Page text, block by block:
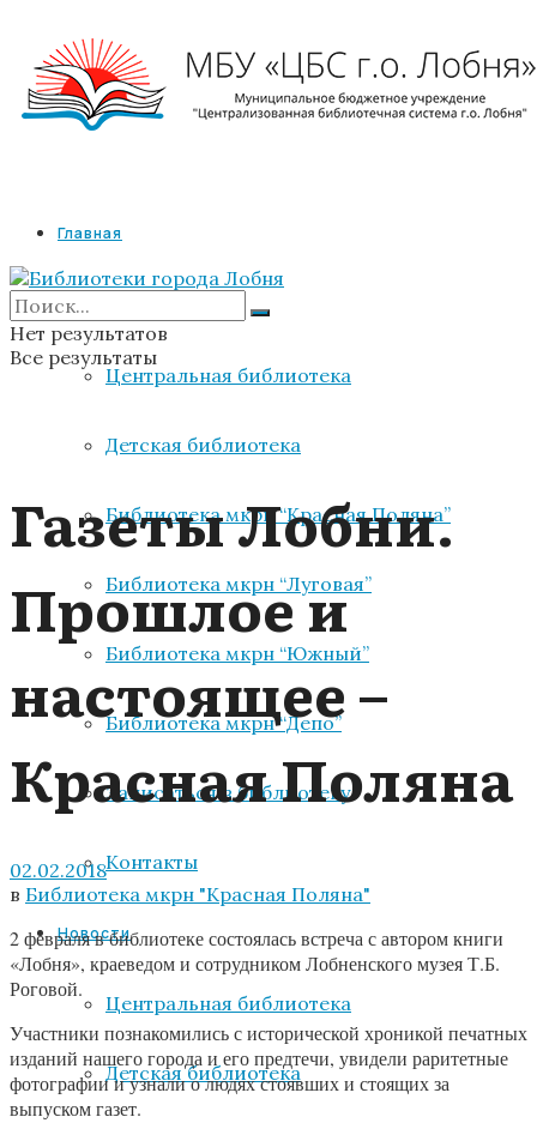
Главная
Библиотеки
Центральная библиотека
Детская библиотека
Библиотека мкрн “Красная Поляна”
Библиотека мкрн “Луговая”
Библиотека мкрн “Южный”
Библиотека мкрн “Депо”
Записаться в библиотеку
Контакты
Новости
Центральная библиотека
Детская библиотека
Нет результатов
Все результаты
Газеты Лобни.
Прошлое и
настоящее –
Красная Поляна
02.02.2018
в Библиотека мкрн "Красная Поляна"
2 февраля в библиотеке состоялась встреча с автором книги
«Лобня», краеведом и сотрудником Лобненского музея Т.Б.
Роговой.
Участники познакомились с исторической хроникой печатных
изданий нашего города и его предтечи, увидели раритетные
фотографии и узнали о людях стоявших и стоящих за
выпуском газет.